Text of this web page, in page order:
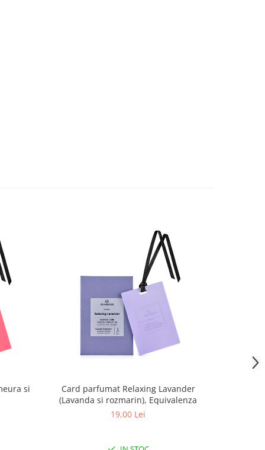
si
Card parfumat Relaxing Lavander
(Lavanda si rozmarin), Equivalenza
19,00 Lei